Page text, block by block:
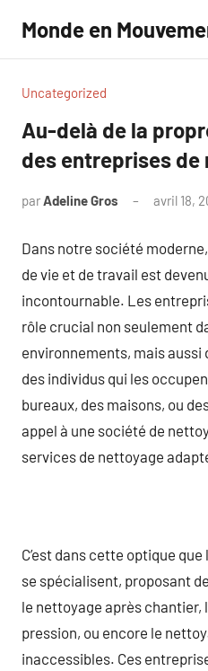
contenu
Monde en
Uncategorized
Au-delà de la
des entreprises de
parAdeline Gros avril 18,
Dans notre société
de vie et de travail est
incontournable. Les
rôle crucial non seulement
environnements, mais
des individus qui les
bureaux, des maisons, ou
appel à une société de
services de nettoyage
C’est dans cette optique
se spécialisent, proposant
le nettoyage après chantier,
pression, ou encore le
inaccessibles. Ces